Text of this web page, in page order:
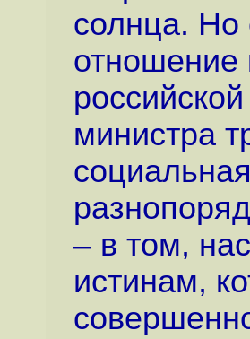
солнца. Но
отношение
министра
– в том,
истинам,